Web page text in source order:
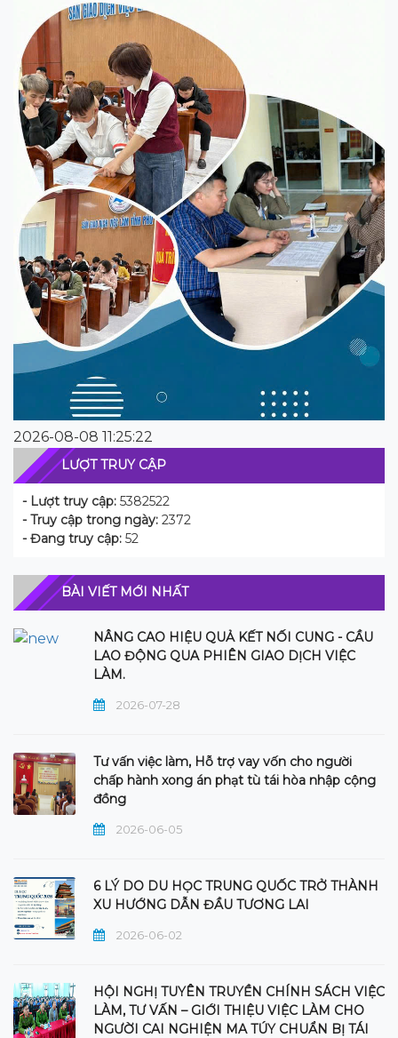
2026-08-08 11:25:22
LƯỢT TRUY CẬP
- Lượt truy cập: 5382522
- Truy cập trong ngày: 2372
- Đang truy cập: 52
BÀI VIẾT MỚI NHẤT
NÂNG CAO HIỆU QUẢ KẾT NỐI CUNG - CẦU
LAO ĐỘNG QUA PHIÊN GIAO DỊCH VIỆC
LÀM.
2026-07-28
Tư vấn việc làm, Hỗ trợ vay vốn cho người
chấp hành xong án phạt tù tái hòa nhập cộng
đồng
2026-06-05
6 LÝ DO DU HỌC TRUNG QUỐC TRỞ THÀNH
XU HƯỚNG DẪN ĐẦU TƯƠNG LAI
2026-06-02
HỘI NGHỊ TUYÊN TRUYỀN CHÍNH SÁCH VIỆC
LÀM, TƯ VẤN – GIỚI THIỆU VIỆC LÀM CHO
NGƯỜI CAI NGHIỆN MA TÚY CHUẨN BỊ TÁI